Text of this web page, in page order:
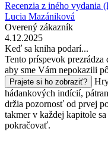
Recenzia z iného vydania
Lucia Mazániková
Overený zákazník
4.12.2025
Keď sa kniha podarí...
Tento príspevok
aby sme Vám nepokazili
Prajete si ho zobraziť?
hádankových indícií,
držia pozornosť od prvej
takmer v každej kapitole
pokračovať.